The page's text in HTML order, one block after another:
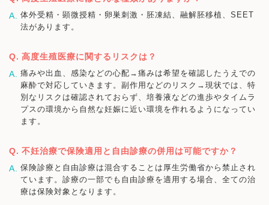
体外受精・顕微授精・卵巣刺激・胚凍結、融解胚移植、SEET
法があります。
高度生殖医療に関するリスクは？
痛みや出血、感染などの心配→痛みは希望を確認したうえでの
麻酔で対応していきます。副作用などのリスク→現状では、特
別なリスクは確認されておらず、培養液などの進歩やタイムラ
プスの環境から自然な妊娠に近い環境を作れるようになってい
ます。
不妊治療で保険適用と自由診療の併用は可能ですか？
保険診療と自由診療は混合することは厚生労働省から禁止され
ています。診療の一部でも自由診療を適用する場合、全ての治
療は保険対象となります。